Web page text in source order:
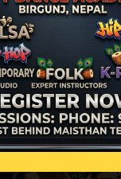
सम्बन्धित